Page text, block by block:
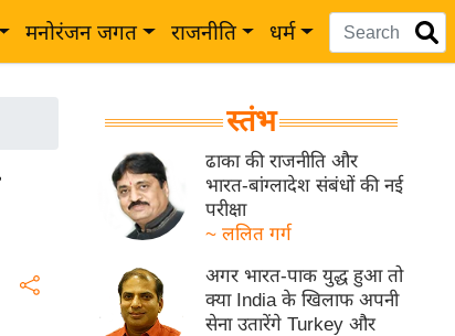
मनोरंजन जगत राजनीति धर्म
स्तंभ
ढाका की राजनीति और
भारत-बांग्लादेश संबंधों की नई
परीक्षा
~ ललित गर्ग
अगर भारत-पाक युद्ध हुआ तो
क्या India के खिलाफ अपनी
सेना उतारेंगे Turkey और